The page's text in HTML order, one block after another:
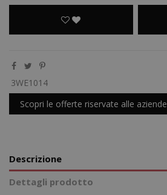
3WE1014
Scopri le offerte riservate alle aziende
Descrizione
Dettagli prodotto